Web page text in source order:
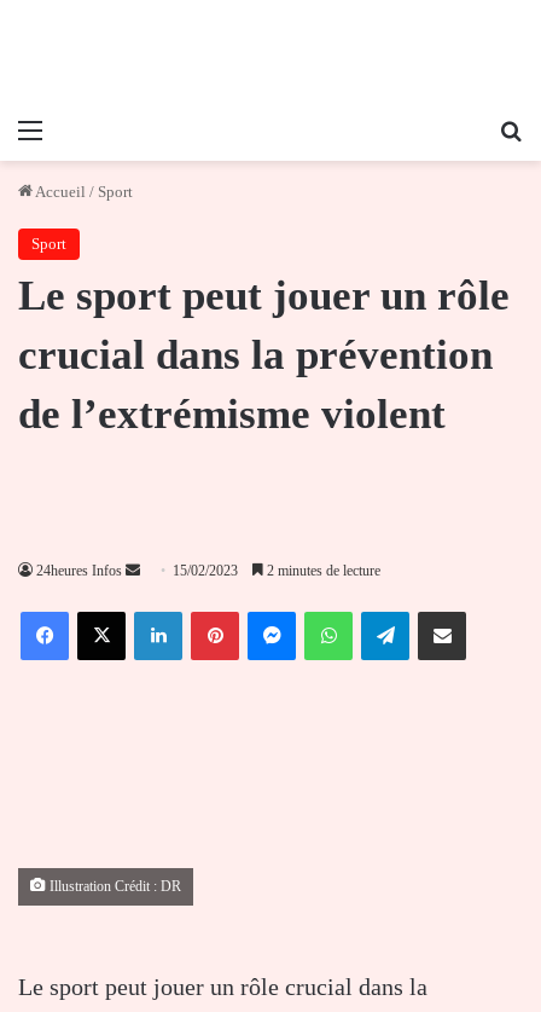
Menu
Accueil / Sport
Sport
Le sport peut jouer un rôle
crucial dans la prévention
de l’extrémisme violent
24heures Infos
Envoyer
courriel
15/02/2023 2 minutes de lecture
FacebookX LinkedinPinterestMessengerWhatsAppTelegramPartager par email
Illustration Crédit : DR
Le sport peut jouer un rôle crucial dans la